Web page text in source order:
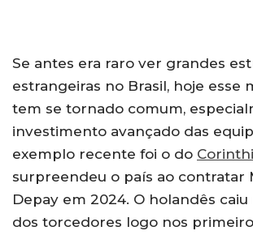
Se antes era raro ver grandes
estrangeiras no Brasil, hoje esse
tem se tornado comum,
investimento avançado das
exemplo recente foi o do
surpreendeu o país ao contratar
Depay em 2024. O holandês caiu
dos torcedores logo nos